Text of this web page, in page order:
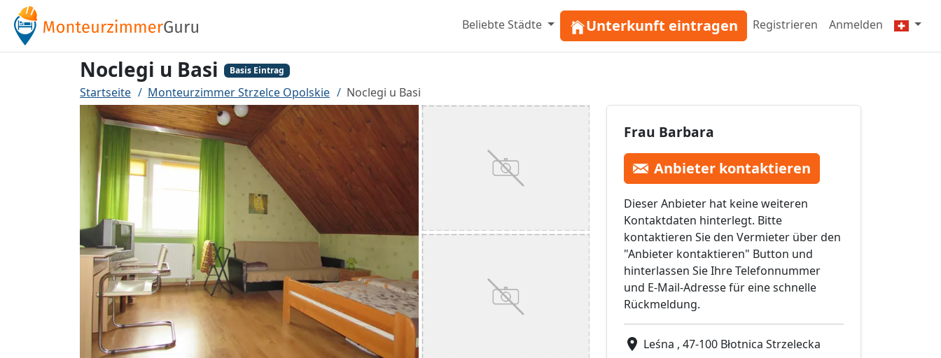
Beliebte Städte Unterkunft eintragen Registrieren Anmelden
Noclegi u Basi Basis Eintrag
Startseite Monteurzimmer Strzelce Opolskie Noclegi u Basi
Frau Barbara
Anbieter kontaktieren
Dieser Anbieter hat keine weiteren
Kontaktdaten hinterlegt. Bitte
kontaktieren Sie den Vermieter über den
"Anbieter kontaktieren" Button und
hinterlassen Sie Ihre Telefonnummer
und E-Mail-Adresse für eine schnelle
Rückmeldung.
Leśna , 47-100 Błotnica Strzelecka